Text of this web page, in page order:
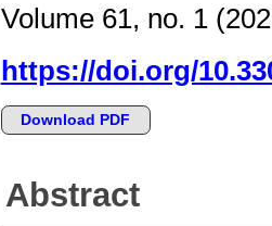
Volume 61, no. 1
https://doi.org/
Download PDF
Abstract